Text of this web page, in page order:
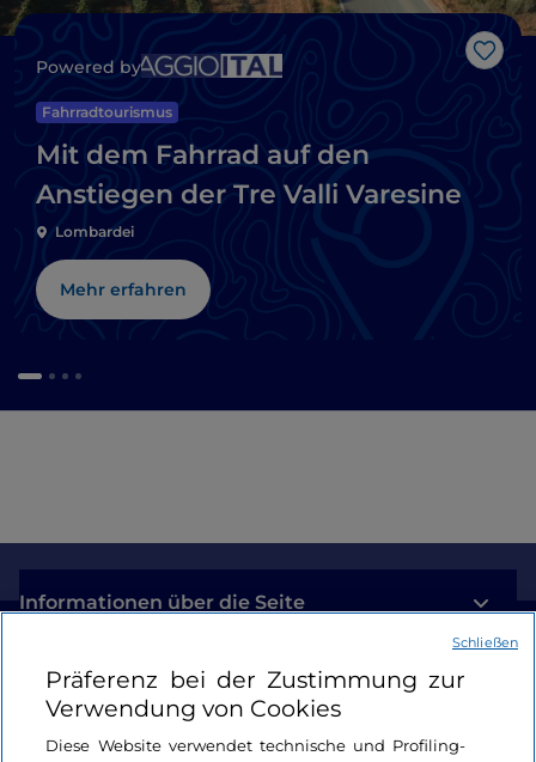
Like
Powered by
Fahrradtourismus
Mit dem Fahrrad auf den
Anstiegen der Tre Valli Varesine
Lombardei
Mehr erfahren
Informationen über die Seite
Nützliche Links
Login
Präferenz bei der Zustimmung zur
Verwendung von Cookies
Diese Website verwendet technische und Profiling-
Schließen